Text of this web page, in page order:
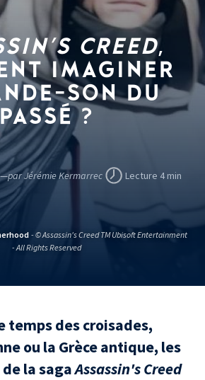
CREED,
IMAGINER
SON DU
PASSÉ ?
—par Jérémie Kermarrec Lecture 4 min
- © Assassin's Creed TM Ubisoft Entertainment
- All Rights Reserved
temps des croisades,
ou la Grèce antique, les
la sagaAssassin's Creed